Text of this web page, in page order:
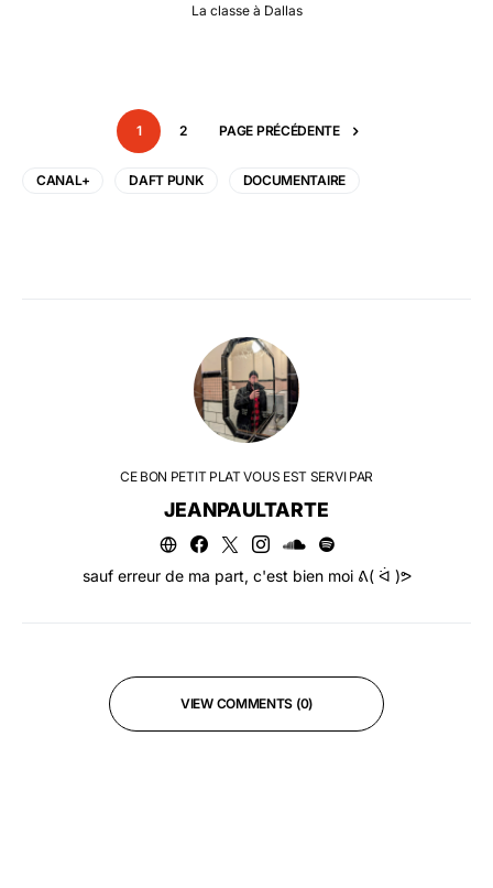
La classe à Dallas
1 2 PAGE PRÉCÉDENTE
CANAL+ DAFT PUNK DOCUMENTAIRE
CE BON PETIT PLAT VOUS EST SERVI PAR
JEANPAULTARTE
sauf erreur de ma part, c'est bien moi ᕕ( ᐛ )ᕗ
VIEW COMMENTS (0)